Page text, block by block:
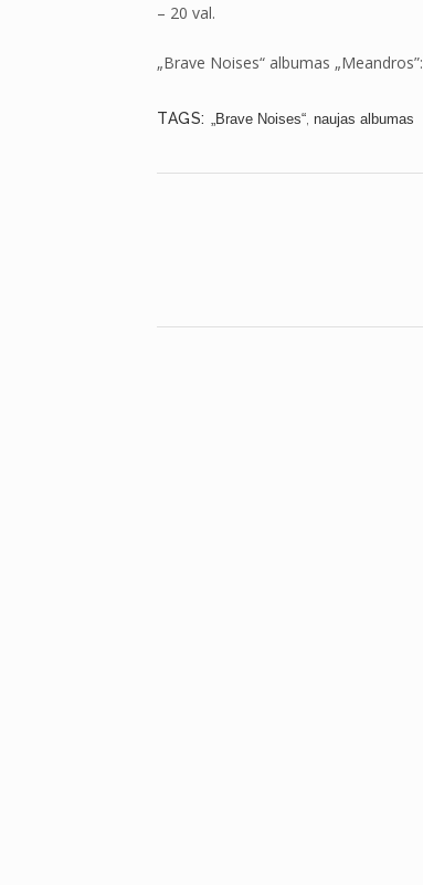
– 20 val.
„Brave Noises“ albumas „Meandros”:
TAGS: „Brave Noises“, naujas albumas